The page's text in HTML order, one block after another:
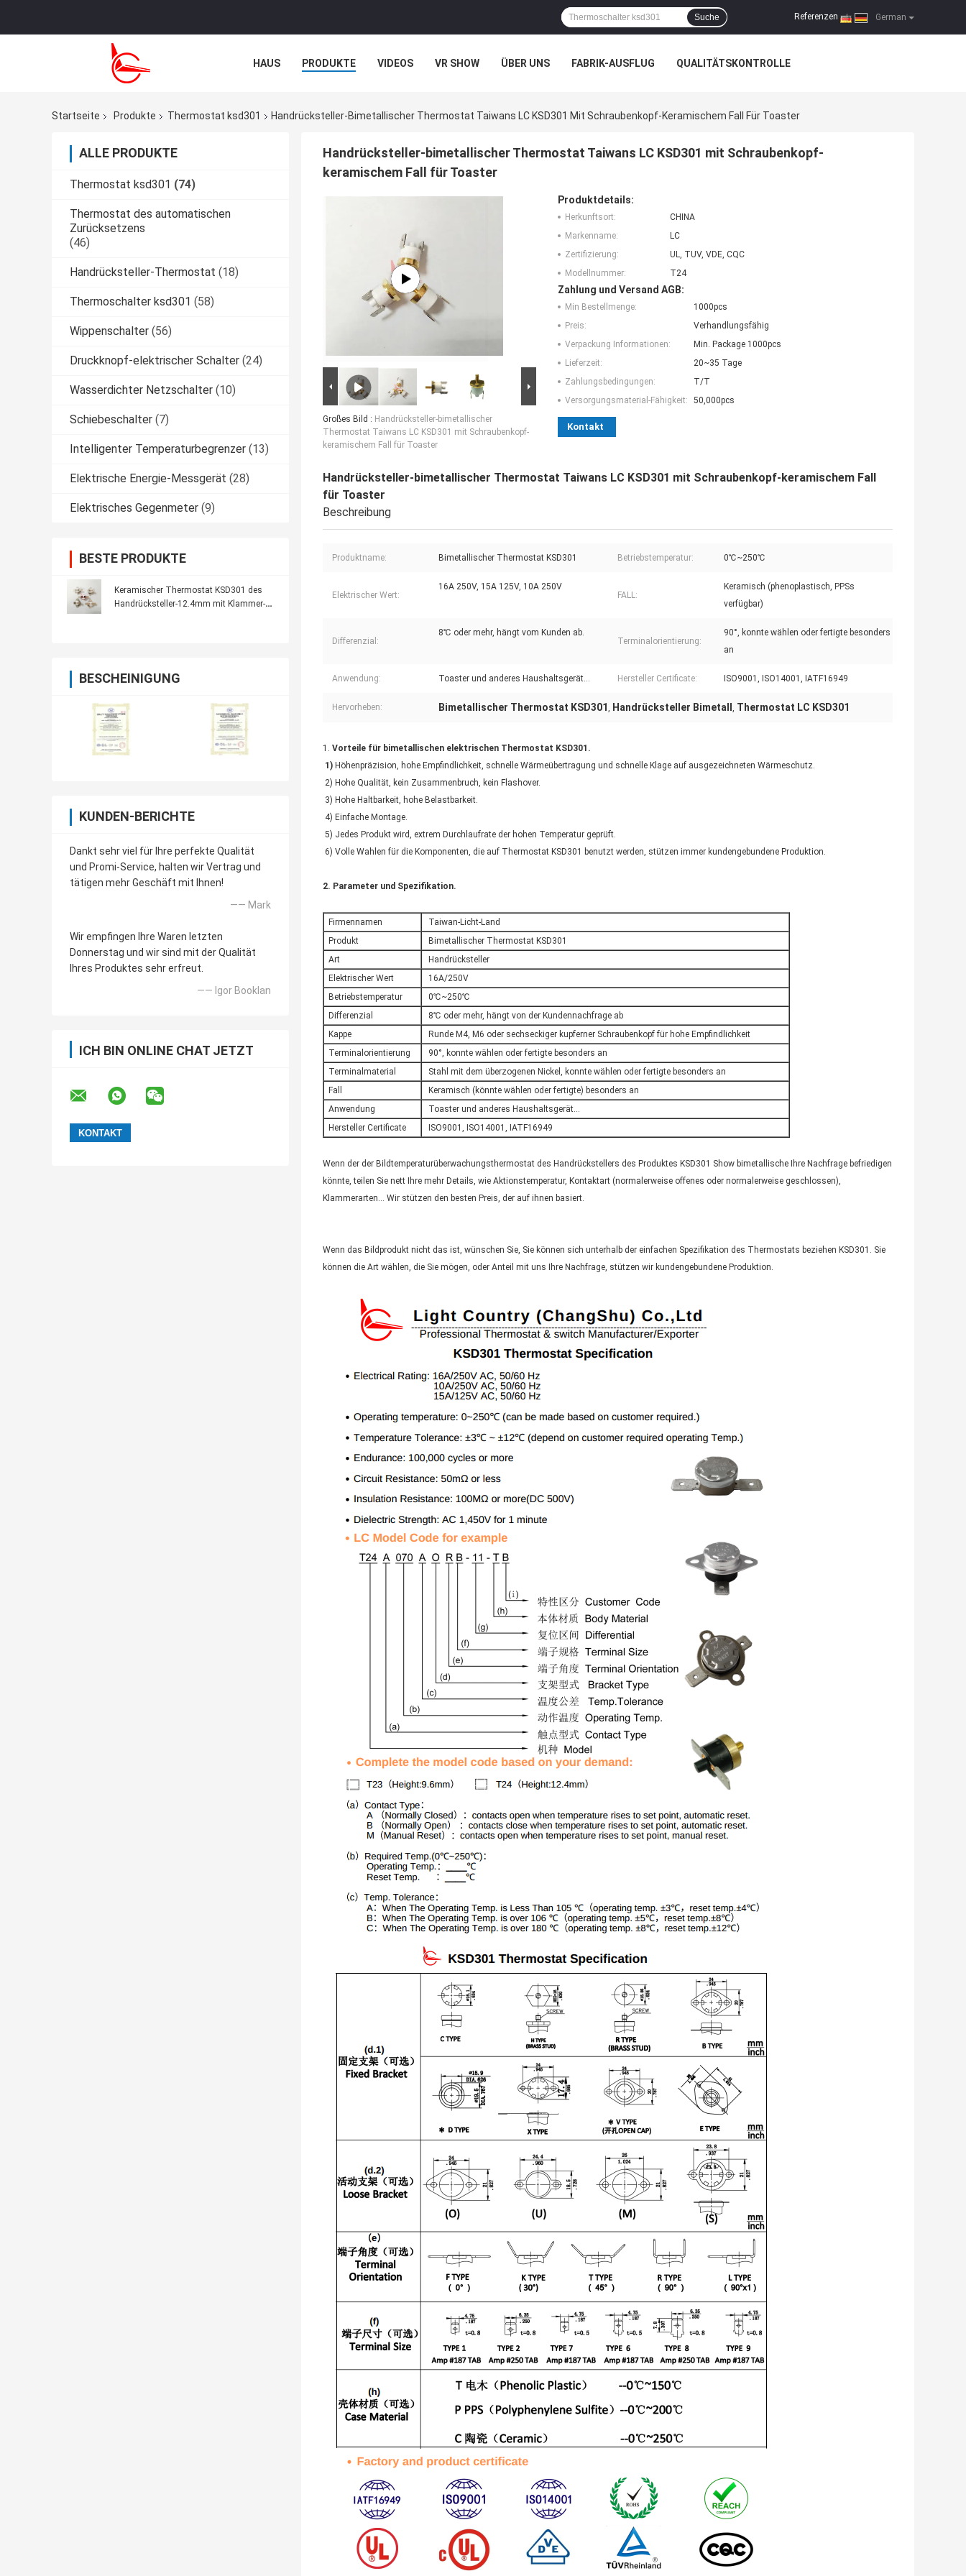
German
Referenzen |
Suche
HAUS PRODUKTE VIDEOS VR SHOW ÜBER UNS FABRIK-AUSFLUG QUALITÄTSKONTROLLE
Startseite
Produkte Thermostat ksd301 Handrücksteller-Bimetallischer Thermostat Taiwans LC KSD301 Mit Schraubenkopf-Keramischem Fall Für Toaster
ALLE PRODUKTE
Thermostat ksd301 (74)
Thermostat des automatischen
Zurücksetzens
(46)
Handrücksteller-Thermostat (18)
Thermoschalter ksd301 (58)
Wippenschalter (56)
Druckknopf-elektrischer Schalter (24)
Wasserdichter Netzschalter (10)
Schiebeschalter (7)
Intelligenter Temperaturbegrenzer (13)
Elektrische Energie-Messgerät (28)
Elektrisches Gegenmeter (9)
BESTE PRODUKTE
Keramischer Thermostat KSD301 des
Handrücksteller-12.4mm mit Klammer-
BESCHEINIGUNG
KUNDEN-BERICHTE
Dankt sehr viel für Ihre perfekte Qualität
und Promi-Service, halten wir Vertrag und
tätigen mehr Geschäft mit Ihnen!
—— Mark
Wir empfingen Ihre Waren letzten
Donnerstag und wir sind mit der Qualität
Ihres Produktes sehr erfreut.
—— Igor Booklan
ICH BIN ONLINE CHAT JETZT
Handrücksteller-bimetallischer Thermostat Taiwans LC KSD301 mit Schraubenkopf-
keramischem Fall für Toaster
Großes Bild : Handrücksteller-bimetallischer
Thermostat Taiwans LC KSD301 mit Schraubenkopf-
keramischem Fall für Toaster
Produktdetails:
Herkunftsort:
CHINA
Markenname:
LC
Zertifizierung:
UL, TUV, VDE, CQC
Modellnummer:
T24
Zahlung und Versand AGB:
Min Bestellmenge:
1000pcs
Preis:
Verhandlungsfähig
Verpackung Informationen:
Min. Package 1000pcs
Lieferzeit:
20~35 Tage
Zahlungsbedingungen:
T/T
Versorgungsmaterial-Fähigkeit:
50,000pcs
Kontakt
Handrücksteller-bimetallischer Thermostat Taiwans LC KSD301 mit Schraubenkopf-keramischem Fall
für Toaster
Beschreibung
Produktname: Bimetallischer Thermostat KSD301 Betriebstemperatur: 0℃~250℃
Elektrischer Wert:
16A 250V, 15A 125V, 10A 250V
FALL:
Keramisch (phenoplastisch, PPSs
verfügbar)
Differenzial:
8℃ oder mehr, hängt vom Kunden ab.
Terminalorientierung:
90°, konnte wählen oder fertigte besonders
an
Anwendung: Toaster und anderes Haushaltsgerät… Hersteller Certificate: ISO9001, ISO14001, IATF16949
Hervorheben: Bimetallischer Thermostat KSD301 , Handrücksteller Bimetall , Thermostat LC KSD301
1. Vorteile für bimetallischen elektrischen Thermostat KSD301.
1) Höhenpräzision, hohe Empfindlichkeit, schnelle Wärmeübertragung und schnelle Klage auf ausgezeichneten Wärmeschutz.
2) Hohe Qualität, kein Zusammenbruch, kein Flashover.
3) Hohe Haltbarkeit, hohe Belastbarkeit.
4) Einfache Montage.
5) Jedes Produkt wird, extrem Durchlaufrate der hohen Temperatur geprüft.
6) Volle Wahlen für die Komponenten, die auf Thermostat KSD301 benutzt werden, stützen immer kundengebundene Produktion.
2. Parameter und Spezifikation.
Firmennamen
Taiwan-Licht-Land
Produkt
Bimetallischer Thermostat KSD301
Art
Handrücksteller
Elektrischer Wert
16A/250V
Betriebstemperatur
0℃~250℃
Differenzial
8℃ oder mehr, hängt von der Kundennachfrage ab
Kappe
Runde M4, M6 oder sechseckiger kupferner Schraubenkopf für hohe Empfindlichkeit
Terminalorientierung
90°, konnte wählen oder fertigte besonders an
Terminalmaterial
Stahl mit dem überzogenen Nickel, konnte wählen oder fertigte besonders an
Fall
Keramisch (könnte wählen oder fertigte) besonders an
Anwendung
Toaster und anderes Haushaltsgerät…
Hersteller Certificate
ISO9001, ISO14001, IATF16949
Wenn der der Bildtemperaturüberwachungsthermostat des Handrückstellers des Produktes KSD301 Show bimetallische Ihre Nachfrage befriedigen
könnte, teilen Sie nett Ihre mehr Details, wie Aktionstemperatur, Kontaktart (normalerweise offenes oder normalerweise geschlossen),
Klammerarten… Wir stützen den besten Preis, der auf ihnen basiert.
Wenn das Bildprodukt nicht das ist, wünschen Sie, Sie können sich unterhalb der einfachen Spezifikation des Thermostats beziehen KSD301. Sie
können die Art wählen, die Sie mögen, oder Anteil mit uns Ihre Nachfrage, stützen wir kundengebundene Produktion.